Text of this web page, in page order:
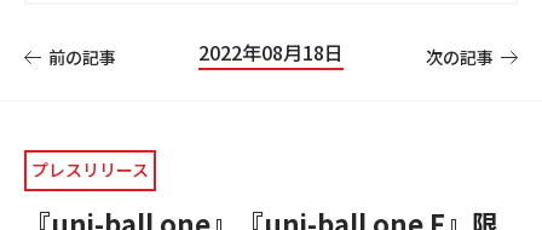
前の記事 2022年08月18日 次の記事
プレスリリース